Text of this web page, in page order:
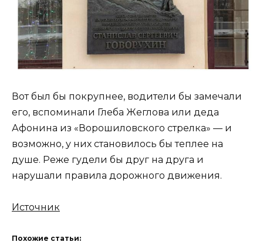
Вот был бы покрупнее, водители бы замечали
его, вспоминали Глеба Жеглова или деда
Афонина из «Ворошиловского стрелка» — и
возможно, у них становилось бы теплее на
душе. Реже гудели бы друг на друга и
нарушали правила дорожного движения.
Источник
Похожие статьи: